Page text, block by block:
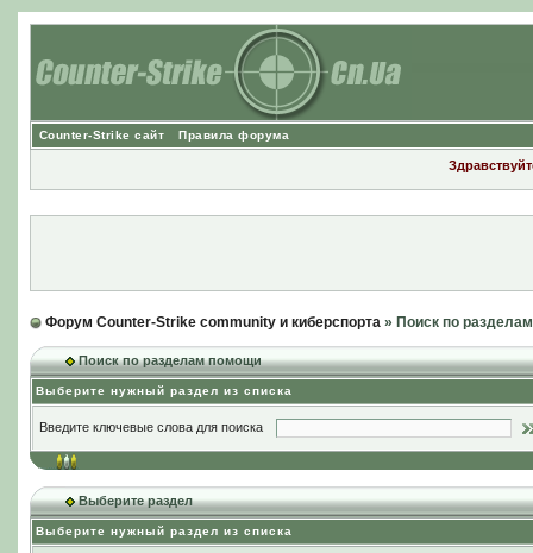
Counter-Strike сайт Правила форума
Форум Counter-Strike community и киберспорта» Поиск по
Поиск по разделам помощи
Выберите нужный раздел из списка
Введите ключевые слова для поиска
Выберите раздел
Выберите нужный раздел из списка